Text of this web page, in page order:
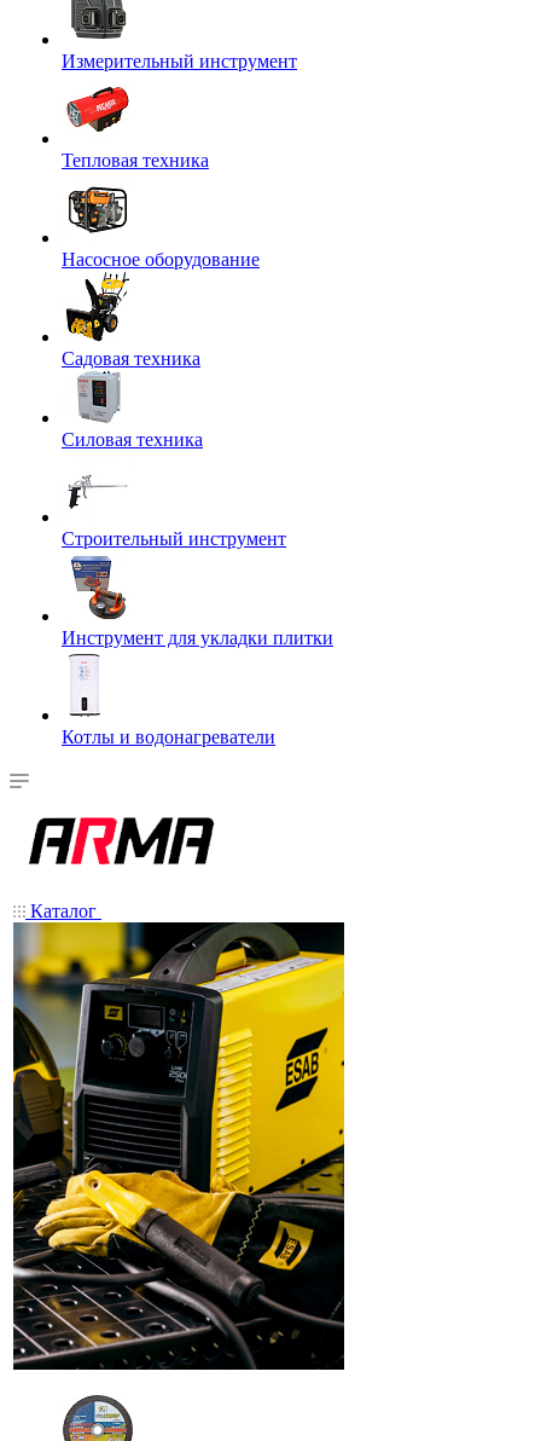
Измерительный инструмент
Тепловая техника
Насосное оборудование
Садовая техника
Силовая техника
Строительный инструмент
Инструмент для укладки плитки
Котлы и водонагреватели
Каталог